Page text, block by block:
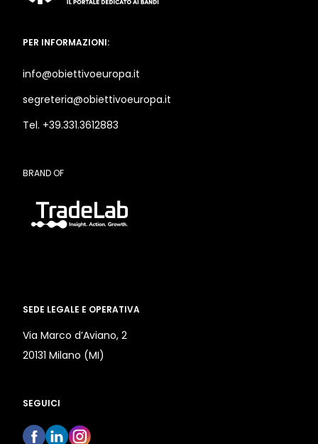
PER INFORMAZIONI:
info@obiettivoeuropa.it
segreteria@obiettivoeuropa.it
Tel. +39.331.3612883
BRAND OF
SEDE LEGALE E OPERATIVA
Via Marco d’Aviano, 2
20131 Milano (MI)
SEGUICI